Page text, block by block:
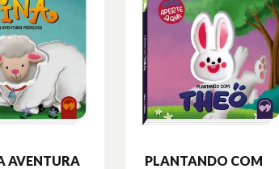
AVENTURA
PLANTANDO COM